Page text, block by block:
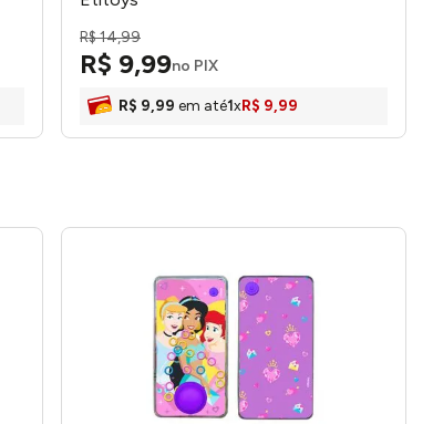
R$14,99
R$ 9,99no PIX
R$ 9,99 em até1xR$ 9,99